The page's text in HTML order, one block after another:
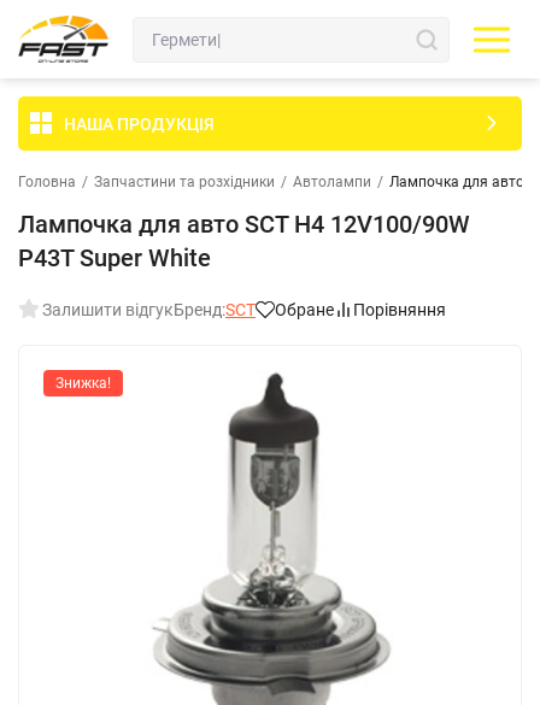
НАША ПРОДУКЦІЯ
Головна / Запчастини та розхідники / Автолампи / Лампочка для авто
Лампочка для авто SCT H4 12V100/90W
P43T Super White
Залишити відгукБренд:SCT Обране Порівняння
Знижка!